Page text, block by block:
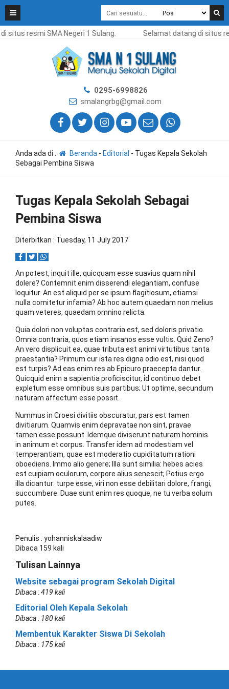
situs resmi SMA Negeri 1 Sulang. Selamat datang di situs
0295-6998826
smalangrbg@gmail.com
Anda ada di : Beranda - Editorial - Tugas Kepala Sekolah
Sebagai Pembina Siswa
Tugas Kepala Sekolah Sebagai
Pembina Siswa
Diterbitkan : Tuesday, 11 July 2017
An potest, inquit ille, quicquam esse suavius quam nihil
dolere? Contemnit enim disserendi elegantiam, confuse
loquitur. An est aliquid per se ipsum flagitiosum, etiamsi
nulla comitetur infamia? Ab hoc autem quaedam non melius
quam veteres, quaedam omnino relicta.
Quia dolori non voluptas contraria est, sed doloris privatio.
Omnia contraria, quos etiam insanos esse vultis. Quid Zeno?
An vero displicuit ea, quae tributa est animi virtutibus tanta
praestantia? Primum cur ista res digna odio est, nisi quod
est turpis? Ad eas enim res ab Epicuro praecepta dantur.
Quicquid enim a sapientia proficiscitur, id continuo debet
expletum esse omnibus suis partibus; Ut optime, secundum
naturam affectum esse possit.
Nummus in Croesi divitiis obscuratur, pars est tamen
divitiarum. Quamvis enim depravatae non sint, pravae
tamen esse possunt. Idemque diviserunt naturam hominis
in animum et corpus. Transfer idem ad modestiam vel
temperantiam, quae est moderatio cupiditatum rationi
oboediens. Immo alio genere; Illa sunt similia: hebes acies
est cuipiam oculorum, corpore alius senescit; Potius ergo
illa dicantur: turpe esse, viri non esse debilitari dolore, frangi,
succumbere. Duae sunt enim res quoque, ne tu verba solum
putes.
Penulis : yohanniskalaadiw
Dibaca 159 kali
Tulisan Lainnya
Website sebagai program Sekolah Digital
Dibaca : 419 kali
Editorial Oleh Kepala Sekolah
Dibaca : 180 kali
Membentuk Karakter Siswa Di Sekolah
Dibaca : 175 kali